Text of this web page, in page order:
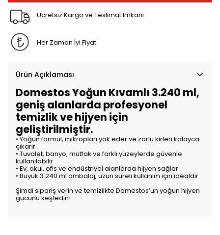
Ücretsiz Kargo ve Teslimat İmkanı
Her Zaman İyi Fiyat
Ürün Açıklaması
Domestos Yoğun Kıvamlı 3.240 ml,
geniş alanlarda profesyonel
temizlik ve hijyen için
geliştirilmiştir.
• Yoğun formül, mikropları yok eder ve zorlu kirleri kolayca
çıkarır
• Tuvalet, banyo, mutfak ve farklı yüzeylerde güvenle
kullanılabilir
• Ev, okul, ofis ve endüstriyel alanlarda hijyen sağlar
• Büyük 3.240 ml ambalaj, uzun süreli kullanım için idealdir
Şimdi sipariş verin ve temizlikte Domestos’un yoğun hijyen
gücünü keşfedin!